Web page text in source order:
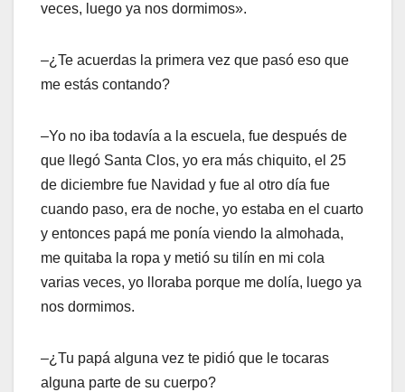
veces, luego ya nos dormimos».
–¿Te acuerdas la primera vez que pasó eso que
me estás contando?
–Yo no iba todavía a la escuela, fue después de
que llegó Santa Clos, yo era más chiquito, el 25
de diciembre fue Navidad y fue al otro día fue
cuando paso, era de noche, yo estaba en el cuarto
y entonces papá me ponía viendo la almohada,
me quitaba la ropa y metió su tilín en mi cola
varias veces, yo lloraba porque me dolía, luego ya
nos dormimos.
–¿Tu papá alguna vez te pidió que le tocaras
alguna parte de su cuerpo?